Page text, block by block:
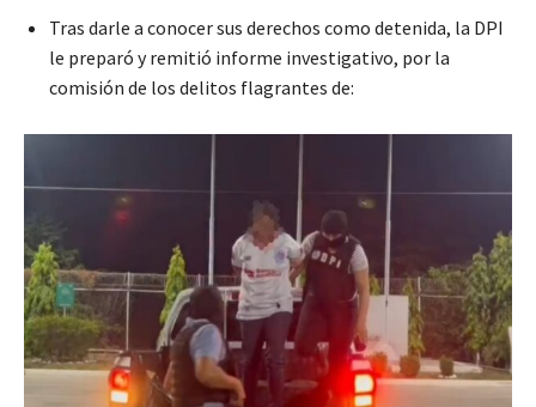
Tras darle a conocer sus derechos como detenida, la DPI
le preparó y remitió informe investigativo, por la
comisión de los delitos flagrantes de: